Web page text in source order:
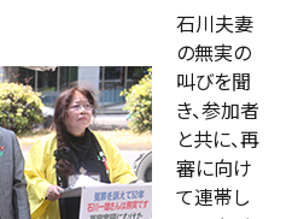
石川夫妻
の無実の
叫びを聞
き、参加者
と共に、再
審に向け
て連帯し